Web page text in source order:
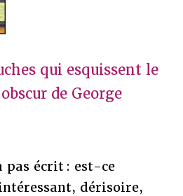
qui esquissent le
de George
pas écrit : est-ce
dérisoire,